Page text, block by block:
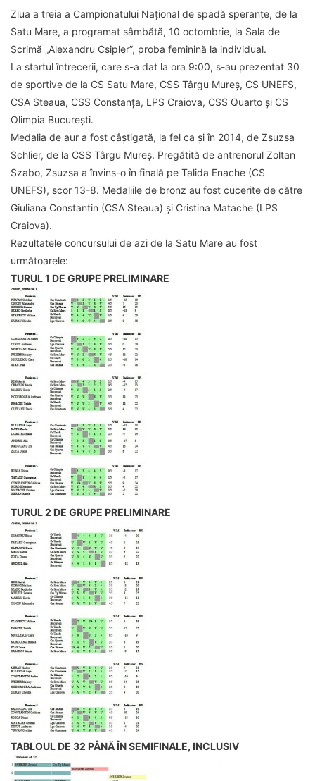
Ziua a treia a Campionatului Național de spadă speranțe, de la
Satu Mare, a programat sâmbătă, 10 octombrie, la Sala de
Scrimă „Alexandru Csipler”, proba feminină la individual.
La startul întrecerii, care s-a dat la ora 9:00, s-au prezentat 30
de sportive de la CS Satu Mare, CSS Târgu Mureș, CS UNEFS,
CSA Steaua, CSS Constanța, LPS Craiova, CSS Quarto și CS
Olimpia București.
Medalia de aur a fost câștigată, la fel ca și în 2014, de Zsuzsa
Schlier, de la CSS Târgu Mureș. Pregătită de antrenorul Zoltan
Szabo, Zsuzsa a învins-o în finală pe Talida Enache (CS
UNEFS), scor 13-8. Medaliile de bronz au fost cucerite de către
Giuliana Constantin (CSA Steaua) și Cristina Matache (LPS
Craiova).
Rezultatele concursului de azi de la Satu Mare au fost
următoarele:
TURUL 1 DE GRUPE PRELIMINARE
TURUL 2 DE GRUPE PRELIMINARE
TABLOUL DE 32 PÂNĂ ÎN SEMIFINALE, INCLUSIV